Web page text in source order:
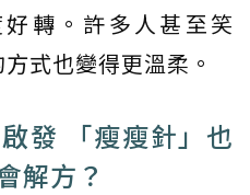
轉。許多人甚至笑
式也變得更溫柔。
發 「瘦瘦針」也
解方？